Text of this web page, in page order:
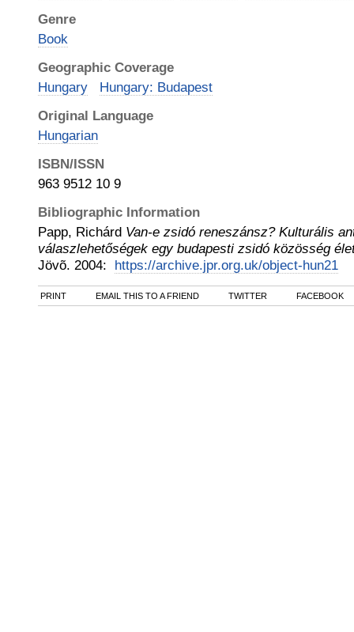
Genre
Book
Geographic Coverage
Hungary
Hungary: Budapest
Original Language
Hungarian
ISBN/ISSN
963 9512 10 9
Bibliographic Information
Papp, Richárd Van-e zsidó reneszánsz? Kulturális
válaszlehetőségek egy budapesti zsidó közösség
Jövõ. 2004: https://archive.jpr.org.uk/object-hun21
PRINT EMAIL THIS TO A FRIEND TWITTER FACEBOOK